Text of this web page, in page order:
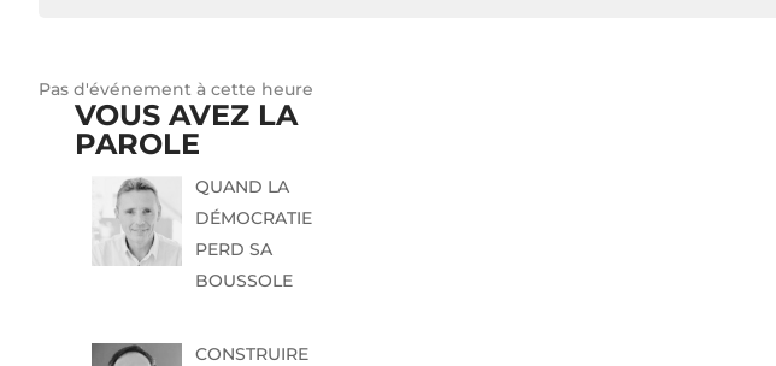
Pas d'événement à cette heure
VOUS AVEZ LA
PAROLE
QUAND LA
DÉMOCRATIE
PERD SA
BOUSSOLE
CONSTRUIRE